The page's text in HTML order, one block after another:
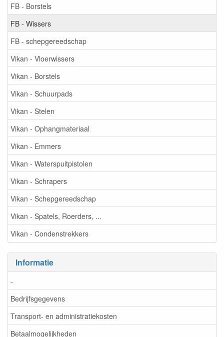
FB - Borstels
FB - Wissers
FB - schepgereedschap
Vikan - Vloerwissers
Vikan - Borstels
Vikan - Schuurpads
Vikan - Stelen
Vikan - Ophangmateriaal
Vikan - Emmers
Vikan - Waterspuitpistolen
Vikan - Schrapers
Vikan - Schepgereedschap
Vikan - Spatels, Roerders, ...
Vikan - Condenstrekkers
Informatie
-
Bedrijfsgegevens
Transport- en administratiekosten
Betaalmogelijkheden